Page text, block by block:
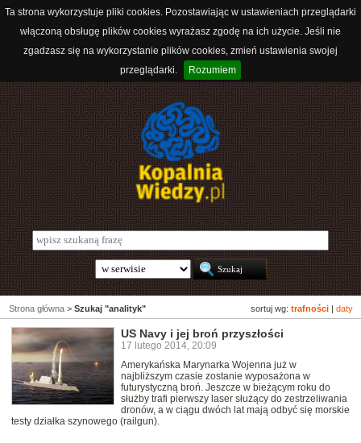
Ta strona wykorzystuje pliki cookies. Pozostawiając w ustawieniach przeglądarki
włączoną obsługę plików cookies wyrażasz zgodę na ich użycie. Jeśli nie
zgadzasz się na wykorzystanie plików cookies, zmień ustawienia swojej
przeglądarki.
Rozumiem
sortuj wg: trafności daty
Strona główna > Szukaj "analityk"
US Navy i jej broń przyszłości
17 lutego 2014, 20:09
Amerykańska Marynarka Wojenna już w
najbliższym czasie zostanie wyposażona w
futurystyczną broń. Jeszcze w bieżącym roku do
służby trafi pierwszy laser służący do zestrzeliwania
dronów, a w ciągu dwóch lat mają odbyć się morskie
testy działka szynowego (railgun).